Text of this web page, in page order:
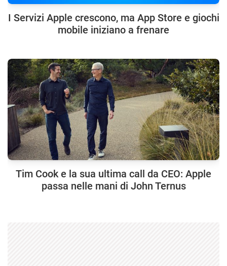
I Servizi Apple crescono, ma App Store e giochi
mobile iniziano a frenare
Tim Cook e la sua ultima call da CEO: Apple
passa nelle mani di John Ternus